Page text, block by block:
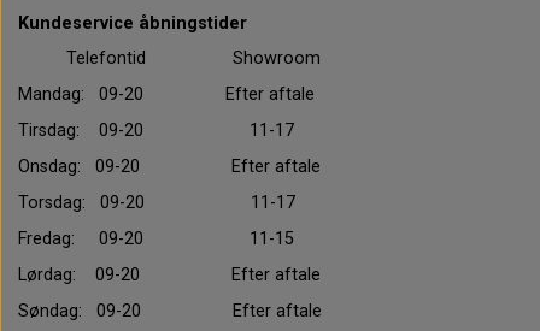
Kundeservice åbningstider
Telefontid Showroom
Mandag: 09-20 Efter aftale
Tirsdag: 09-20 11-17
Onsdag: 09-20 Efter aftale
Torsdag: 09-20 11-17
Fredag: 09-20 11-15
Lørdag: 09-20 Efter aftale
Søndag: 09-20 Efter aftale